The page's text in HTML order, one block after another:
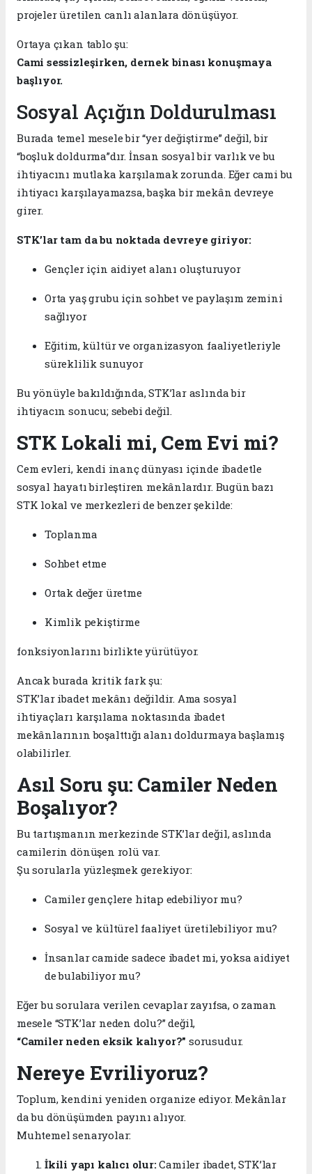
projeler üretilen canlı alanlara dönüşüyor.
Ortaya çıkan tablo şu:
Cami sessizleşirken, dernek binası konuşmaya
başlıyor.
Sosyal Açığın Doldurulması
Burada temel mesele bir “yer değiştirme” değil, bir
“boşluk doldurma”dır. İnsan sosyal bir varlık ve bu
ihtiyacını mutlaka karşılamak zorunda. Eğer cami bu
ihtiyacı karşılayamazsa, başka bir mekân devreye
girer.
STK’lar tam da bu noktada devreye giriyor:
Gençler için aidiyet alanı oluşturuyor
Orta yaş grubu için sohbet ve paylaşım zemini
sağlıyor
Eğitim, kültür ve organizasyon faaliyetleriyle
süreklilik sunuyor
Bu yönüyle bakıldığında, STK’lar aslında bir
ihtiyacın sonucu; sebebi değil.
STK Lokali mi, Cem Evi mi?
Cem evleri, kendi inanç dünyası içinde ibadetle
sosyal hayatı birleştiren mekânlardır. Bugün bazı
STK lokal ve merkezleri de benzer şekilde:
Toplanma
Sohbet etme
Ortak değer üretme
Kimlik pekiştirme
fonksiyonlarını birlikte yürütüyor.
Ancak burada kritik fark şu:
STK’lar ibadet mekânı değildir. Ama sosyal
ihtiyaçları karşılama noktasında ibadet
mekânlarının boşalttığı alanı doldurmaya başlamış
olabilirler.
Asıl Soru şu: Camiler Neden
Boşalıyor?
Bu tartışmanın merkezinde STK’lar değil, aslında
camilerin dönüşen rolü var.
Şu sorularla yüzleşmek gerekiyor:
Camiler gençlere hitap edebiliyor mu?
Sosyal ve kültürel faaliyet üretilebiliyor mu?
İnsanlar camide sadece ibadet mi, yoksa aidiyet
de bulabiliyor mu?
Eğer bu sorulara verilen cevaplar zayıfsa, o zaman
mesele “STK’lar neden dolu?” değil,
“Camiler neden eksik kalıyor?” sorusudur.
Nereye Evriliyoruz?
Toplum, kendini yeniden organize ediyor. Mekânlar
da bu dönüşümden payını alıyor.
Muhtemel senaryolar:
İkili yapı kalıcı olur:Camiler ibadet, STK’lar